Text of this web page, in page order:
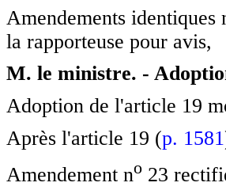
Amendements identiques
la rapporteuse pour avis,
M. le ministre. -
Adoption de l'article 19
Après l'article 19 (p. 1581
Amendement no 23